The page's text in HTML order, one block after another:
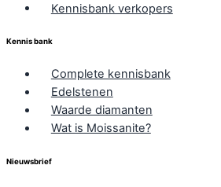
Kennisbank verkopers
Kennis bank
Complete kennisbank
Edelstenen
Waarde diamanten
Wat is Moissanite?
Nieuwsbrief